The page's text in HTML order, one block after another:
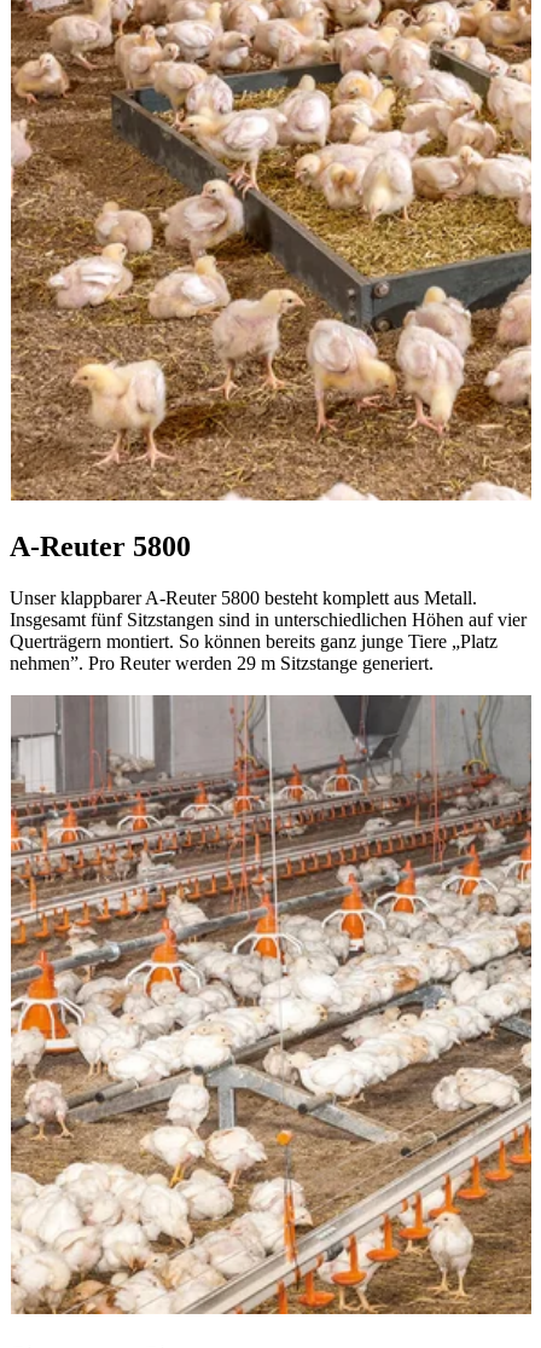
A-Reuter 5800
Unser klappbarer A-Reuter 5800 besteht komplett aus Metall.
Insgesamt fünf Sitzstangen sind in unterschiedlichen Höhen auf vier
Querträgern montiert. So können bereits ganz junge Tiere „Platz
nehmen”. Pro Reuter werden 29 m Sitzstange generiert.